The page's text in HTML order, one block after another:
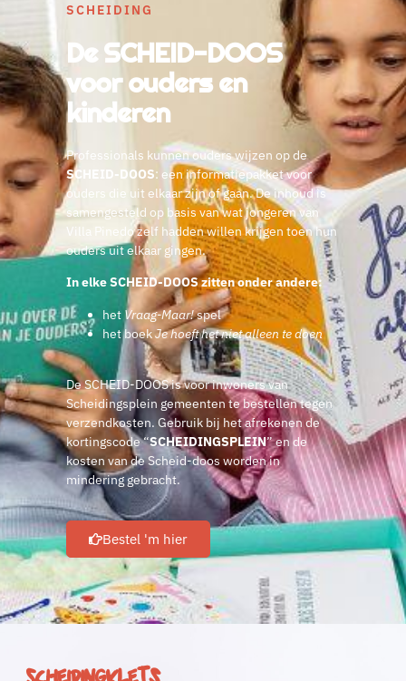
SCHEIDING
De SCHEID-DOOS
voor ouders en
kinderen
Professionals kunnen ouders wijzen op de
SCHEID-DOOS: een informatiepakket voor
ouders die uit elkaar zijn of gaan. De inhoud is
samengesteld op basis van wat jongeren van
Villa Pinedo zelf hadden willen krijgen toen hun
ouders uit elkaar gingen.
In elke SCHEID-DOOS zitten onder andere:
het Vraag-Maar!spel
het boekJe hoeft het niet alleen te doen
De SCHEID-DOOS is voor inwoners van
Scheidingsplein gemeenten te bestellen tegen
verzendkosten. Gebruik bij het afrekenen de
kortingscode “SCHEIDINGSPLEIN” en de
kosten van de Scheid-doos worden in
mindering gebracht.
Bestel 'm hier